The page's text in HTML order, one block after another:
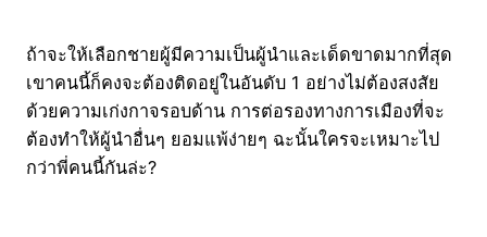
ถ้าจะให้เลือกชายผู้มีความเป็นผู้นำและเด็ดขาดมากที่สุด
เขาคนนี้ก็คงจะต้องติดอยู่ในอันดับ 1 อย่างไม่ต้องสงสัย
ด้วยความเก่งกาจรอบด้าน การต่อรองทางการเมืองที่จะ
ต้องทำให้ผู้นำอื่นๆ ยอมแพ้ง่ายๆ ฉะนั้นใครจะเหมาะไป
กว่าพี่คนนี้กันล่ะ?